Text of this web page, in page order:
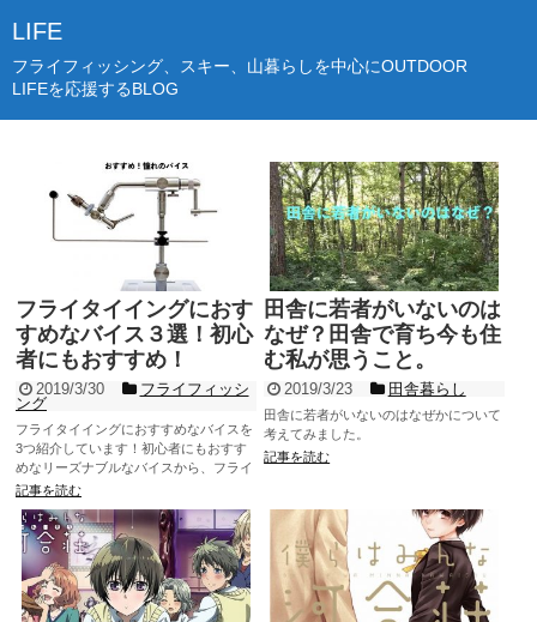
LIFE
フライフィッシング、スキー、山暮らしを中心にOUTDOOR
LIFEを応援するBLOG
フライタイイングにおす
すめなバイス３選！初心
者にもおすすめ！
2019/3/30
フライフィッシ
ング
フライタイイングにおすすめなバイスを
3つ紹介しています！初心者にもおすす
めなリーズナブルなバイスから、フライ
フィッシャー憧れのバイスまで紹介して
記事を読む
田舎に若者がいないのは
なぜ？田舎で育ち今も住
む私が思うこと。
2019/3/23 田舎暮らし
田舎に若者がいないのはなぜかについて
考えてみました。
記事を読む